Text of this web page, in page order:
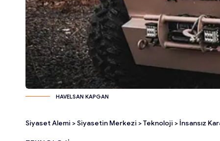
HAVELSAN KAPGAN
Siyaset Alemi >Siyasetin Merkezi >Teknoloji > İnsansız